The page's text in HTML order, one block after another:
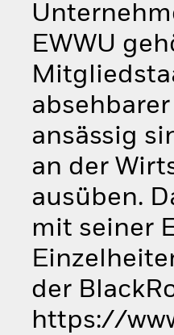
EWWU
ansässig
an der
ausüben.
mit seiner
der
https://